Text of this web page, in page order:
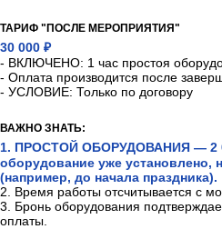
ТАРИФ "ПОСЛЕ МЕРОПРИЯТИЯ"
30 000 ₽
- ВКЛЮЧЕНО: 1 час простоя
- Оплата производится после
- УСЛОВИЕ: Только по договору
ВАЖНО ЗНАТЬ:
1. ПРОСТОЙ ОБОРУДОВАНИЯ — 2
оборудование уже установлено,
(например, до начала праздника).
2. Время работы отсчитывается с
3. Бронь оборудования
оплаты.